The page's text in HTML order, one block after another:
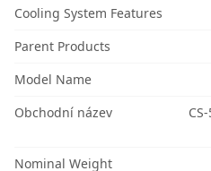
Cooling System Features
Parent Products
Model Name
Obchodní název
Nominal Weight